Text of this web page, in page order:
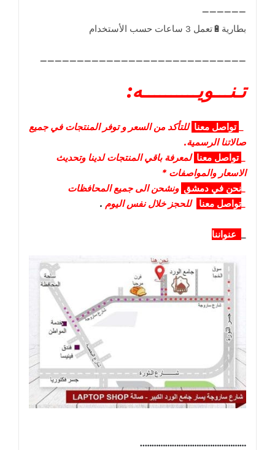
____________________________
تـنـــويــــــــــه:
تواصل معنا للتأكد من السعر و توفر المنتجات في جميع
صالاتنا الرسمية.
تواصل معنا لمعرفة باقي المنتجات لدينا وتحديث
الاسعار والمواصفات *
نحن في دمشق ونشحن الى جميع المحافظات
تواصل معنا للحجز خلال نفس اليوم .
عنواننا
………………………………………..